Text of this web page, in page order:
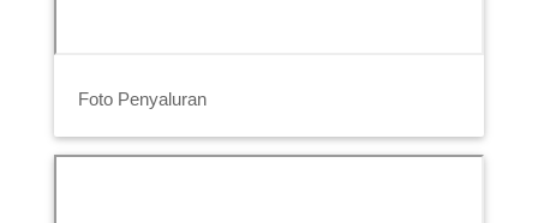
Foto Penyaluran